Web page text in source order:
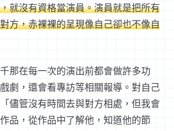
就沒有資格當演員。演員就是把所有
方，赤裸裸的呈現像自己卻也不像自
那在每一次的演出前都會做許多功
劇，還會看專訪等相關報導。對自己
儘管沒有時間去與對方相處，但我會
品，從作品中了解他，知道他的節